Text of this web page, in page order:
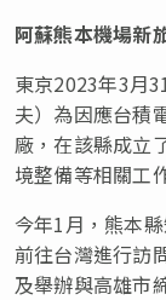
阿蘇熊本機場新
東京2023年3月
夫）為因應台積
廠，在該縣成立
境整備等相關工
今年1月，熊本
前往台灣進行訪
及舉辦與高雄市